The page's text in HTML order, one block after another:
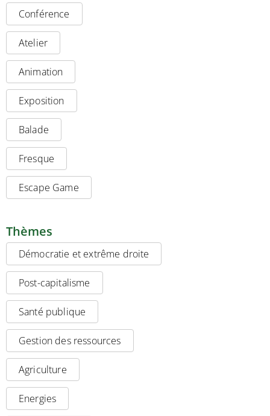
Conférence
Atelier
Animation
Exposition
Balade
Fresque
Escape Game
Thèmes
Démocratie et extrême droite
Post-capitalisme
Santé publique
Gestion des ressources
Agriculture
Energies